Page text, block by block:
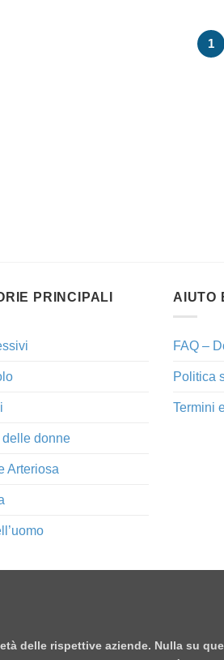
1
PRINCIPALI
delle donne
Arteriosa
AIUTO
FAQ –
Politica
Termini
delle rispettive aziende. Nulla su